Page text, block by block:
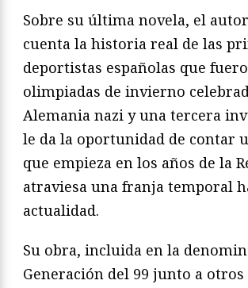
Sobre su última novela, el
cuenta la historia real de las
deportistas españolas que
olimpiadas de invierno
Alemania nazi y una tercera
le da la oportunidad de contar
que empieza en los años de la
atraviesa una franja temporal
actualidad.
Su obra, incluida en la
Generación del 99 junto a